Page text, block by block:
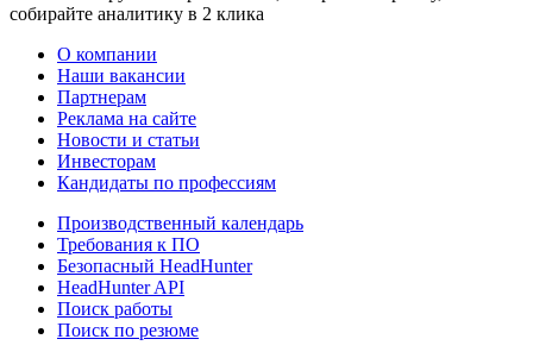
собирайте аналитику в 2 клика
О компании
Наши вакансии
Партнерам
Реклама на сайте
Новости и статьи
Инвесторам
Кандидаты по профессиям
Производственный календарь
Требования к ПО
Безопасный HeadHunter
HeadHunter API
Поиск работы
Поиск по резюме